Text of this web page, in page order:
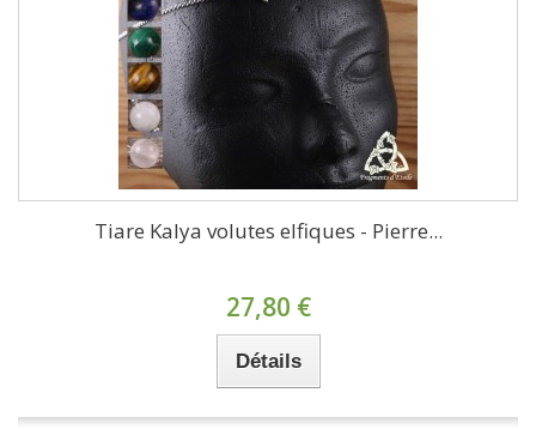
Tiare Kalya volutes elfiques - Pierre...
27,80 €
Détails